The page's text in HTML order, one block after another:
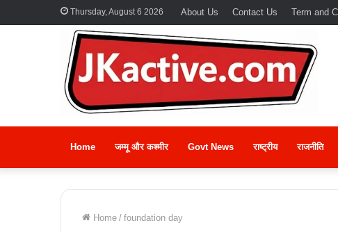
Thursday, August 6 2026 About Us Contact Us Term and
Home जम्मू और कश्मीर Govt News राष्ट्रीय राजनीति
Home / foundation day